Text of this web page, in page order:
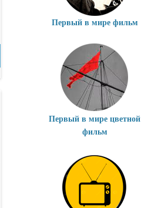
Первый в мире фильм
Первый в мире цветной
фильм